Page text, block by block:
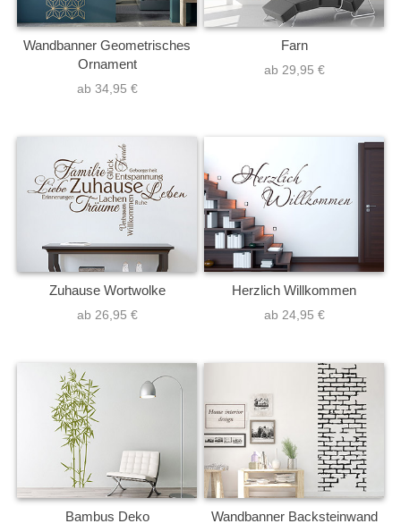
Wandbanner Geometrisches
Ornament
ab 34,95 €
Farn
ab 29,95 €
Zuhause Wortwolke
ab 26,95 €
Herzlich Willkommen
ab 24,95 €
Bambus Deko Wandbanner Backsteinwand